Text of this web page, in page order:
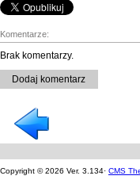
Komentarze:
Brak komentarzy.
Dodaj komentarz
Copyright © 2026 Ver. 3.134· CMS